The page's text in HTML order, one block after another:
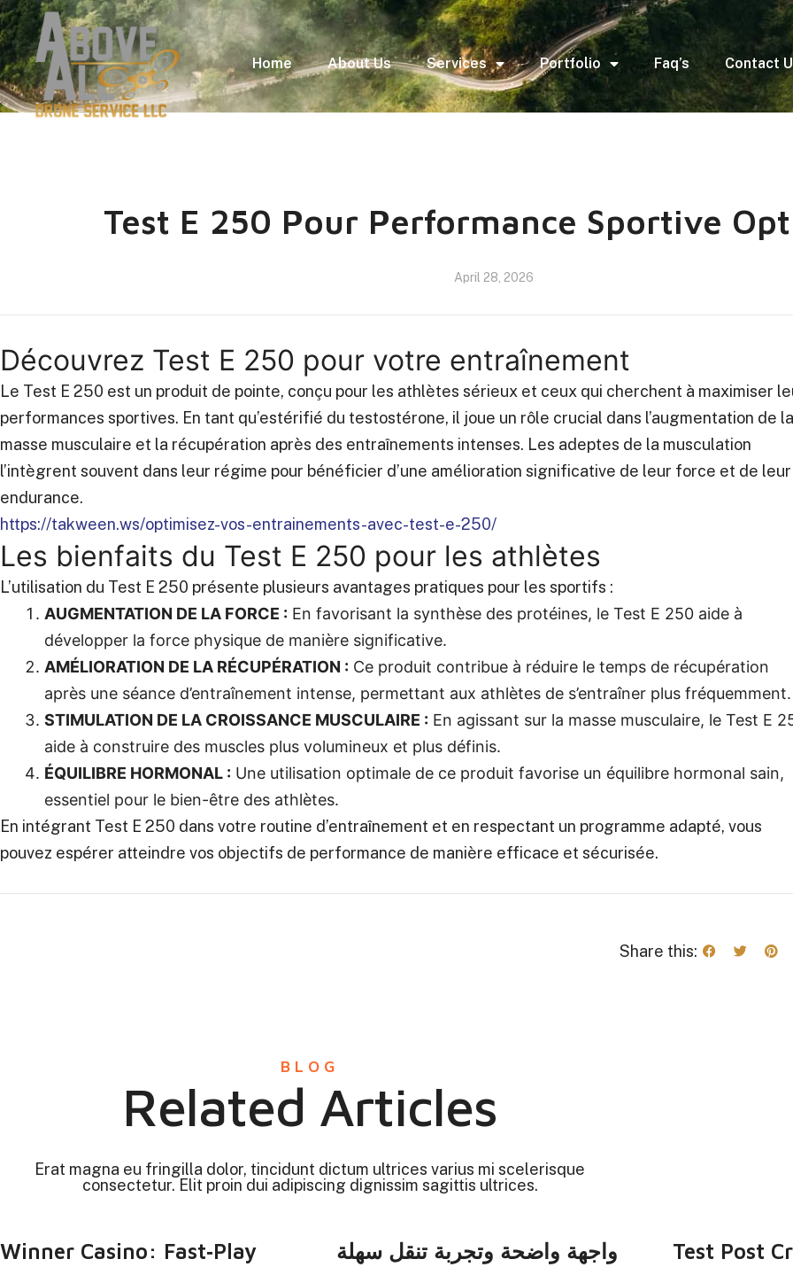
Home About Us Services Portfolio Faq’s Contact
Test E 250 Pour Performance Sportive
April 28, 2026
Découvrez Test E 250 pour votre entraînement
Le Test E 250 est un produit de pointe, conçu pour les athlètes sérieux et ceux qui cherchent à maximiser
performances sportives. En tant qu’estérifié du testostérone, il joue un rôle crucial dans l’augmentation de la
masse musculaire et la récupération après des entraînements intenses. Les adeptes de la musculation
l’intègrent souvent dans leur régime pour bénéficier d’une amélioration significative de leur force et de leur
endurance.
https://takween.ws/optimisez-vos-entrainements-avec-test-e-250/
Les bienfaits du Test E 250 pour les athlètes
L’utilisation du Test E 250 présente plusieurs avantages pratiques pour les sportifs :
AUGMENTATION DE LA FORCE : En favorisant la synthèse des protéines, le Test E 250 aide à
développer la force physique de manière significative.
AMÉLIORATION DE LA RÉCUPÉRATION : Ce produit contribue à réduire le temps de récupération
après une séance d’entraînement intense, permettant aux athlètes de s’entraîner plus fréquemment.
STIMULATION DE LA CROISSANCE MUSCULAIRE : En agissant sur la masse musculaire, le Test E
aide à construire des muscles plus volumineux et plus définis.
ÉQUILIBRE HORMONAL : Une utilisation optimale de ce produit favorise un équilibre hormonal sain,
essentiel pour le bien-être des athlètes.
En intégrant Test E 250 dans votre routine d’entraînement et en respectant un programme adapté, vous
pouvez espérer atteindre vos objectifs de performance de manière efficace et sécurisée.
Share this:
BLOG
Related Articles
Erat magna eu fringilla dolor, tincidunt dictum ultrices varius mi scelerisque
consectetur. Elit proin dui adipiscing dignissim sagittis ultrices.
Winner Casino: Fast‑Play
واجهة واضحة وتجربة تنقل سهلة
Test Post